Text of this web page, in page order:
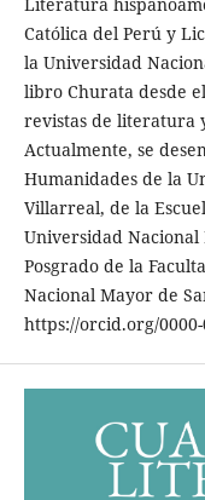
Católica del Perú y
la Universidad
libro Churata desde
revistas de literatura
Actualmente, se
Humanidades de la
Villarreal, de la
Universidad
Posgrado de la
Nacional Mayor de
https://orcid.org/0000-